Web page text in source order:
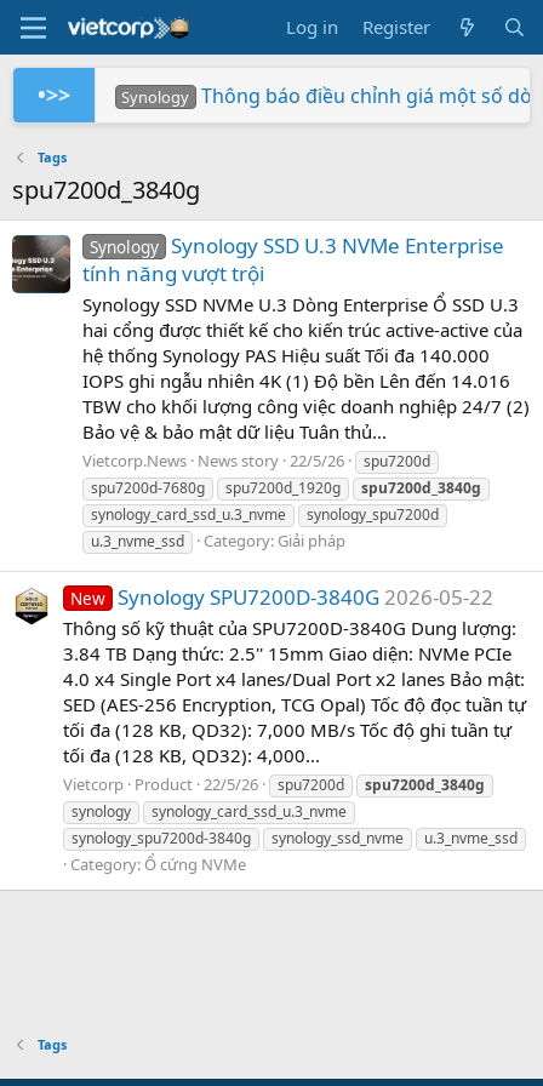
Log in Register
•>> Synology Thông báo điều chỉnh giá một số
Tags
spu7200d_3840g
Synology Synology SSD U.3 NVMe Enterprise
tính năng vượt trội
Synology SSD NVMe U.3 Dòng Enterprise Ổ SSD U.3
hai cổng được thiết kế cho kiến trúc active-active của
hệ thống Synology PAS Hiệu suất Tối đa 140.000
IOPS ghi ngẫu nhiên 4K (1) Độ bền Lên đến 14.016
TBW cho khối lượng công việc doanh nghiệp 24/7 (2)
Bảo vệ & bảo mật dữ liệu Tuân thủ...
Vietcorp.News News story 22/5/26
spu7200d
spu7200d-7680g
spu7200d_1920g
spu7200d_3840g
synology_card_ssd_u.3_nvme
synology_spu7200d
u.3_nvme_ssd
Category: Giải pháp
New Synology SPU7200D-3840G 2026-05-22
Thông số kỹ thuật của SPU7200D-3840G Dung lượng:
3.84 TB Dạng thức: 2.5'' 15mm Giao diện: NVMe PCIe
4.0 x4 Single Port x4 lanes/Dual Port x2 lanes Bảo mật:
SED (AES-256 Encryption, TCG Opal) Tốc độ đọc tuần tự
tối đa (128 KB, QD32): 7,000 MB/s Tốc độ ghi tuần tự
tối đa (128 KB, QD32): 4,000...
Vietcorp Product 22/5/26 spu7200d
spu7200d_3840g
synology
synology_card_ssd_u.3_nvme
synology_spu7200d-3840g
synology_ssd_nvme u.3_nvme_ssd
Category: Ổ cứng NVMe
Tags